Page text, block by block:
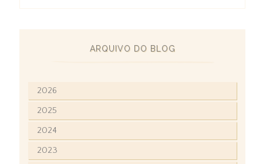
ARQUIVO DO BLOG
2026
2025
2024
2023